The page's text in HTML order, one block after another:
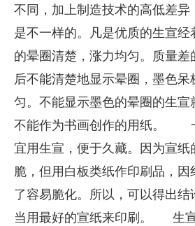
不同，加上制造技术的高低差
是不一样的。凡是优质的生宣经
的晕圈清楚，涨力均匀。质量差
后不能清楚地显示晕圈，墨色
匀。不能显示墨色的晕圈的生
不能作为书画创作的用纸。
宜用生宣，便于久藏。因为宣
脆，但用白板类纸作印刷品，
了容易脆化。所以，可以得出
当用最好的宣纸来印刷。
生宣